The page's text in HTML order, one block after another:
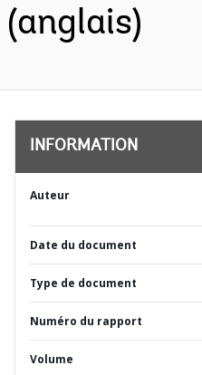
(anglais)
INFORMATION
Auteur
Date du document
Type de document
Numéro du rapport
Volume